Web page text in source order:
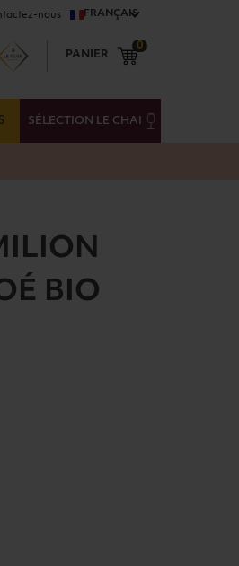
nous FRANÇAIS
PANIER
0
SÉLECTION LE CHAI
BIO